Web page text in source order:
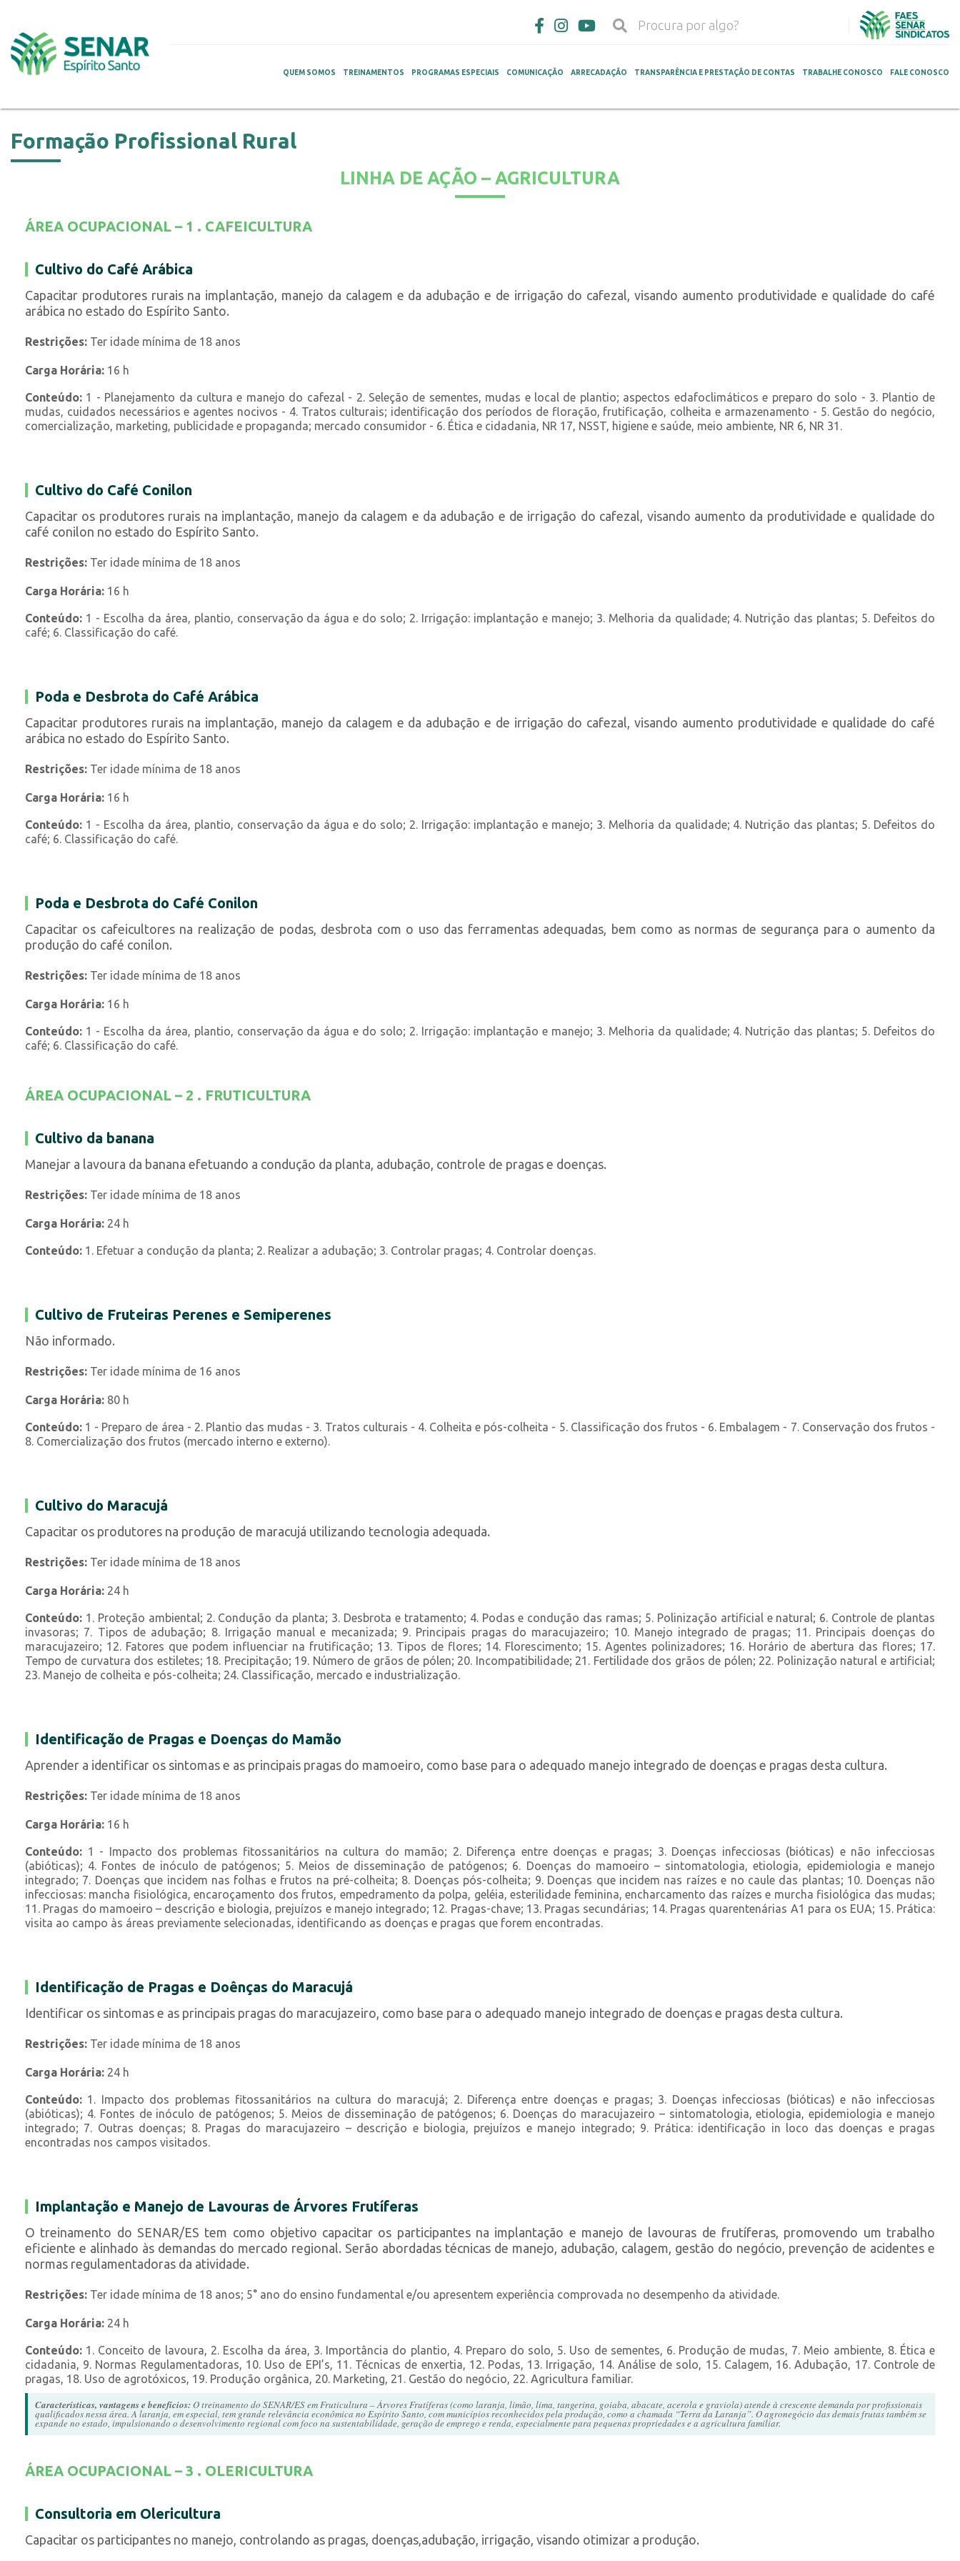
QUEM SOMOS TREINAMENTOS PROGRAMAS ESPECIAIS COMUNICAÇÃO ARRECADAÇÃO TRANSPARÊNCIA E PRESTAÇÃO DE CONTAS TRABALHE CONOSCO FALE CONOSCO
Formação Profissional Rural
LINHA DE AÇÃO – AGRICULTURA
ÁREA OCUPACIONAL – 1 . CAFEICULTURA
Cultivo do Café Arábica
Capacitar produtores rurais na implantação, manejo da calagem e da adubação e de irrigação do cafezal, visando aumento produtividade e qualidade do café
arábica no estado do Espírito Santo.
Restrições: Ter idade mínima de 18 anos
Carga Horária: 16 h
Conteúdo: 1 - Planejamento da cultura e manejo do cafezal - 2. Seleção de sementes, mudas e local de plantio; aspectos edafoclimáticos e preparo do solo - 3. Plantio de
mudas, cuidados necessários e agentes nocivos - 4. Tratos culturais; identificação dos períodos de floração, frutificação, colheita e armazenamento - 5. Gestão do negócio,
comercialização, marketing, publicidade e propaganda; mercado consumidor - 6. Ética e cidadania, NR 17, NSST, higiene e saúde, meio ambiente, NR 6, NR 31.
Cultivo do Café Conilon
Capacitar os produtores rurais na implantação, manejo da calagem e da adubação e de irrigação do cafezal, visando aumento da produtividade e qualidade do
café conilon no estado do Espírito Santo.
Restrições: Ter idade mínima de 18 anos
Carga Horária: 16 h
Conteúdo: 1 - Escolha da área, plantio, conservação da água e do solo; 2. Irrigação: implantação e manejo; 3. Melhoria da qualidade; 4. Nutrição das plantas; 5. Defeitos do
café; 6. Classificação do café.
Poda e Desbrota do Café Arábica
Capacitar produtores rurais na implantação, manejo da calagem e da adubação e de irrigação do cafezal, visando aumento produtividade e qualidade do café
arábica no estado do Espírito Santo.
Restrições: Ter idade mínima de 18 anos
Carga Horária: 16 h
Conteúdo: 1 - Escolha da área, plantio, conservação da água e do solo; 2. Irrigação: implantação e manejo; 3. Melhoria da qualidade; 4. Nutrição das plantas; 5. Defeitos do
café; 6. Classificação do café.
Poda e Desbrota do Café Conilon
Capacitar os cafeicultores na realização de podas, desbrota com o uso das ferramentas adequadas, bem como as normas de segurança para o aumento da
produção do café conilon.
Restrições: Ter idade mínima de 18 anos
Carga Horária: 16 h
Conteúdo: 1 - Escolha da área, plantio, conservação da água e do solo; 2. Irrigação: implantação e manejo; 3. Melhoria da qualidade; 4. Nutrição das plantas; 5. Defeitos do
café; 6. Classificação do café.
ÁREA OCUPACIONAL – 2 . FRUTICULTURA
Cultivo da banana
Manejar a lavoura da banana efetuando a condução da planta, adubação, controle de pragas e doenças.
Restrições: Ter idade mínima de 18 anos
Carga Horária: 24 h
Conteúdo: 1. Efetuar a condução da planta; 2. Realizar a adubação; 3. Controlar pragas; 4. Controlar doenças.
Cultivo de Fruteiras Perenes e Semiperenes
Não informado.
Restrições: Ter idade mínima de 16 anos
Carga Horária: 80 h
Conteúdo: 1 - Preparo de área - 2. Plantio das mudas - 3. Tratos culturais - 4. Colheita e pós-colheita - 5. Classificação dos frutos - 6. Embalagem - 7. Conservação dos frutos -
8. Comercialização dos frutos (mercado interno e externo).
Cultivo do Maracujá
Capacitar os produtores na produção de maracujá utilizando tecnologia adequada.
Restrições: Ter idade mínima de 18 anos
Carga Horária: 24 h
Conteúdo: 1. Proteção ambiental; 2. Condução da planta; 3. Desbrota e tratamento; 4. Podas e condução das ramas; 5. Polinização artificial e natural; 6. Controle de plantas
invasoras; 7. Tipos de adubação; 8. Irrigação manual e mecanizada; 9. Principais pragas do maracujazeiro; 10. Manejo integrado de pragas; 11. Principais doenças do
maracujazeiro; 12. Fatores que podem influenciar na frutificação; 13. Tipos de flores; 14. Florescimento; 15. Agentes polinizadores; 16. Horário de abertura das flores; 17.
Tempo de curvatura dos estiletes; 18. Precipitação; 19. Número de grãos de pólen; 20. Incompatibilidade; 21. Fertilidade dos grãos de pólen; 22. Polinização natural e artificial;
23. Manejo de colheita e pós-colheita; 24. Classificação, mercado e industrialização.
Identificação de Pragas e Doenças do Mamão
Aprender a identificar os sintomas e as principais pragas do mamoeiro, como base para o adequado manejo integrado de doenças e pragas desta cultura.
Restrições: Ter idade mínima de 18 anos
Carga Horária: 16 h
Conteúdo: 1 - Impacto dos problemas fitossanitários na cultura do mamão; 2. Diferença entre doenças e pragas; 3. Doenças infecciosas (bióticas) e não infecciosas
(abióticas); 4. Fontes de inóculo de patógenos; 5. Meios de disseminação de patógenos; 6. Doenças do mamoeiro – sintomatologia, etiologia, epidemiologia e manejo
integrado; 7. Doenças que incidem nas folhas e frutos na pré-colheita; 8. Doenças pós-colheita; 9. Doenças que incidem nas raízes e no caule das plantas; 10. Doenças não
infecciosas: mancha fisiológica, encaroçamento dos frutos, empedramento da polpa, geléia, esterilidade feminina, encharcamento das raízes e murcha fisiológica das mudas;
11. Pragas do mamoeiro – descrição e biologia, prejuízos e manejo integrado; 12. Pragas-chave; 13. Pragas secundárias; 14. Pragas quarentenárias A1 para os EUA; 15. Prática:
visita ao campo às áreas previamente selecionadas, identificando as doenças e pragas que forem encontradas.
Identificação de Pragas e Doênças do Maracujá
Identificar os sintomas e as principais pragas do maracujazeiro, como base para o adequado manejo integrado de doenças e pragas desta cultura.
Restrições: Ter idade mínima de 18 anos
Carga Horária: 24 h
Conteúdo: 1. Impacto dos problemas fitossanitários na cultura do maracujá; 2. Diferença entre doenças e pragas; 3. Doenças infecciosas (bióticas) e não infecciosas
(abióticas); 4. Fontes de inóculo de patógenos; 5. Meios de disseminação de patógenos; 6. Doenças do maracujazeiro – sintomatologia, etiologia, epidemiologia e manejo
integrado; 7. Outras doenças; 8. Pragas do maracujazeiro – descrição e biologia, prejuízos e manejo integrado; 9. Prática: identificação in loco das doenças e pragas
encontradas nos campos visitados.
Implantação e Manejo de Lavouras de Árvores Frutíferas
O treinamento do SENAR/ES tem como objetivo capacitar os participantes na implantação e manejo de lavouras de frutíferas, promovendo um trabalho
eficiente e alinhado às demandas do mercado regional. Serão abordadas técnicas de manejo, adubação, calagem, gestão do negócio, prevenção de acidentes e
normas regulamentadoras da atividade.
Restrições: Ter idade mínima de 18 anos; 5° ano do ensino fundamental e/ou apresentem experiência comprovada no desempenho da atividade.
Carga Horária: 24 h
Conteúdo: 1. Conceito de lavoura, 2. Escolha da área, 3. Importância do plantio, 4. Preparo do solo, 5. Uso de sementes, 6. Produção de mudas, 7. Meio ambiente, 8. Ética e
cidadania, 9. Normas Regulamentadoras, 10. Uso de EPI’s, 11. Técnicas de enxertia, 12. Podas, 13. Irrigação, 14. Análise de solo, 15. Calagem, 16. Adubação, 17. Controle de
pragas, 18. Uso de agrotóxicos, 19. Produção orgânica, 20. Marketing, 21. Gestão do negócio, 22. Agricultura familiar.
Características, vantagens e benefícios:O treinamento do SENAR/ES em Fruticultura – Árvores Frutíferas (como laranja, limão, lima, tangerina, goiaba, abacate, acerola e graviola) atende à crescente demanda por profissionais
qualificados nessa área. A laranja, em especial, tem grande relevância econômica no Espírito Santo, com municípios reconhecidos pela produção, como a chamada “Terra da Laranja”. O agronegócio das demais frutas também se
expande no estado, impulsionando o desenvolvimento regional com foco na sustentabilidade, geração de emprego e renda, especialmente para pequenas propriedades e a agricultura familiar.
ÁREA OCUPACIONAL – 3 . OLERICULTURA
Consultoria em Olericultura
Capacitar os participantes no manejo, controlando as pragas, doenças,adubação, irrigação, visando otimizar a produção.